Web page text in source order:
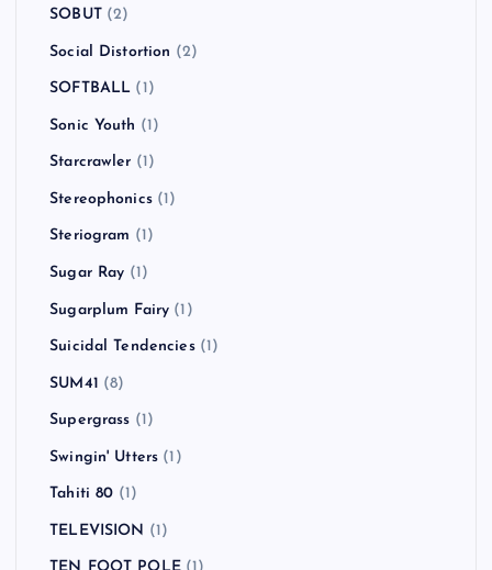
SOBUT(2)
Social Distortion (2)
SOFTBALL (1)
Sonic Youth (1)
Starcrawler (1)
Stereophonics(1)
Steriogram (1)
Sugar Ray (1)
Sugarplum Fairy (1)
Suicidal Tendencies(1)
SUM41 (8)
Supergrass (1)
Swingin' Utters (1)
Tahiti 80 (1)
TELEVISION (1)